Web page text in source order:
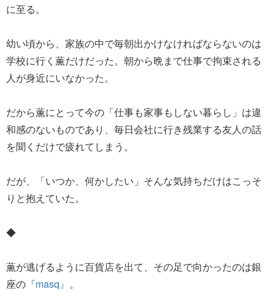
に至る。
幼い頃から、家族の中で毎朝出かけなければならないのは
学校に行く薫だけだった。朝から晩まで仕事で拘束される
人が身近にいなかった。
だから薫にとって今の「仕事も家事もしない暮らし」は違
和感のないものであり、毎日会社に行き残業する友人の話
を聞くだけで疲れてしまう。
だが、「いつか、何かしたい」そんな気持ちだけはこっそ
りと抱えていた。
◆
薫が逃げるように百貨店を出て、その足で向かったのは銀
座の 『masq』 。